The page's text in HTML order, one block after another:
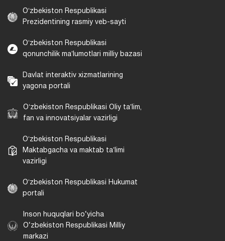
Oʻzbekiston Respublikasi
Prezidentining rasmiy veb-sayti
Oʻzbekiston Respublikasi
qonunchilik maʼlumotlari milliy bazasi
Davlat interaktiv xizmatlarining
yagona portali
Oʻzbekiston Respublikasi Oliy taʼlim,
fan va innovatsiyalar vazirligi
Oʻzbekiston Respublikasi
Maktabgacha va maktab taʼlimi
vazirligi
Oʻzbekiston Respublikasi Hukumat
portali
Inson huquqlari bo‘yicha
O‘zbekiston Respublikasi Milliy
markazi